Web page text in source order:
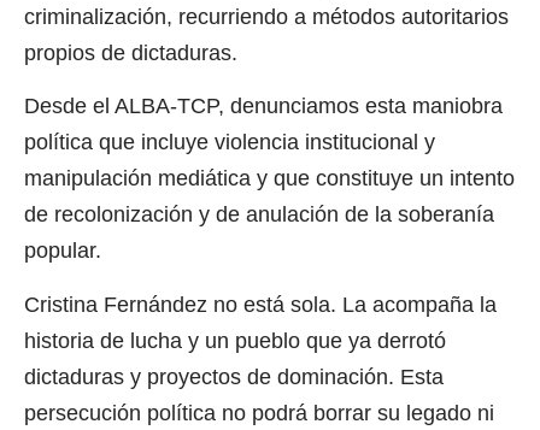
criminalización, recurriendo a métodos autoritarios
propios de dictaduras.
Desde el ALBA-TCP, denunciamos esta maniobra
política que incluye violencia institucional y
manipulación mediática y que constituye un intento
de recolonización y de anulación de la soberanía
popular.
Cristina Fernández no está sola. La acompaña la
historia de lucha y un pueblo que ya derrotó
dictaduras y proyectos de dominación. Esta
persecución política no podrá borrar su legado ni